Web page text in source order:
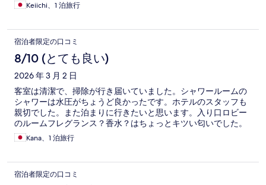
Keiichi、1 泊旅行
宿泊者限定の口コミ
8/10 (とても良い)
2026 年 3 月 2 日
客室は清潔で、掃除が行き届いていました。シャワールームの
シャワーは水圧がちょうど良かったです。ホテルのスタッフも
親切でした。また泊まりに行きたいと思います。入り口ロビー
のルームフレグランス？香水？はちょっとキツい匂いでした。
Kana、1 泊旅行
宿泊者限定の口コミ